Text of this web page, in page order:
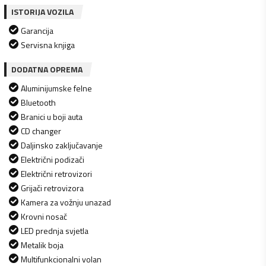
ISTORIJA VOZILA
Garancija
Servisna knjiga
DODATNA OPREMA
Aluminijumske felne
Bluetooth
Branici u boji auta
CD changer
Daljinsko zaključavanje
Električni podizači
Električni retrovizori
Grijači retrovizora
Kamera za vožnju unazad
Krovni nosač
LED prednja svjetla
Metalik boja
Multifunkcionalni volan